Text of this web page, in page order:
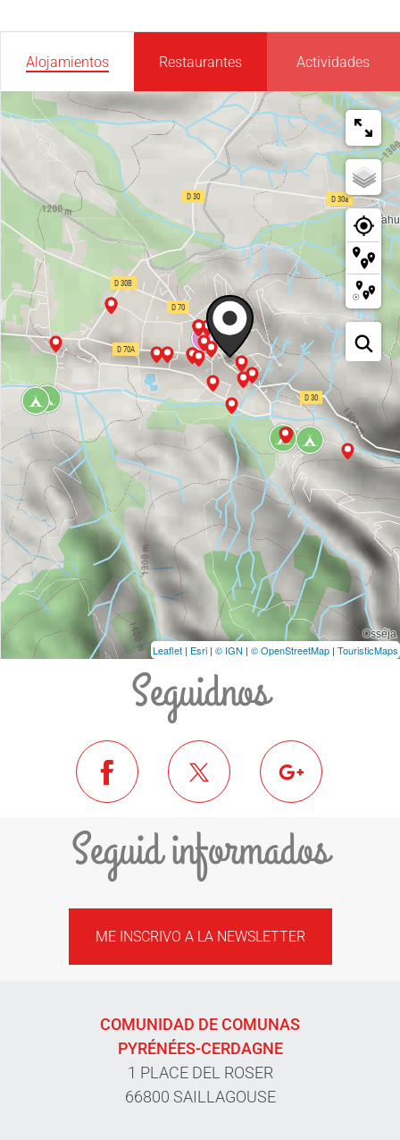
Alojamientos Restaurantes Actividades
Leaflet | Esri | © IGN | © OpenStreetMap | TouristicMaps
Seguidnos
Seguid informados
ME INSCRIVO A LA NEWSLETTER
COMUNIDAD DE COMUNAS
PYRÉNÉES-CERDAGNE
1 PLACE DEL ROSER
66800 SAILLAGOUSE